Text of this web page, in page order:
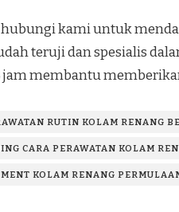
hubungi kami untuk
teruji dan spesialis
jam membantu
RUTIN KOLAM RENANG
CARA PERAWATAN KOLAM
KOLAM RENANG